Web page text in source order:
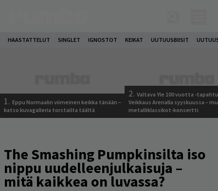
HAASTATTELUT SINGLET IGNOSTOT KEIKAT UUTUUSBIISIT
1. Eppu Normaalin viimeinen keikka tänään –
katso kuvagalleria torstailta täältä
2. Valtava Yle 100 vuotta -
Veikkaus Arenalla syyskuussa –
metalliklassikot-konsertti
The Smashing Pumpkinsilta iso
nippu uudelleenjulkaisuja –
mitä kaikkea on luvassa?